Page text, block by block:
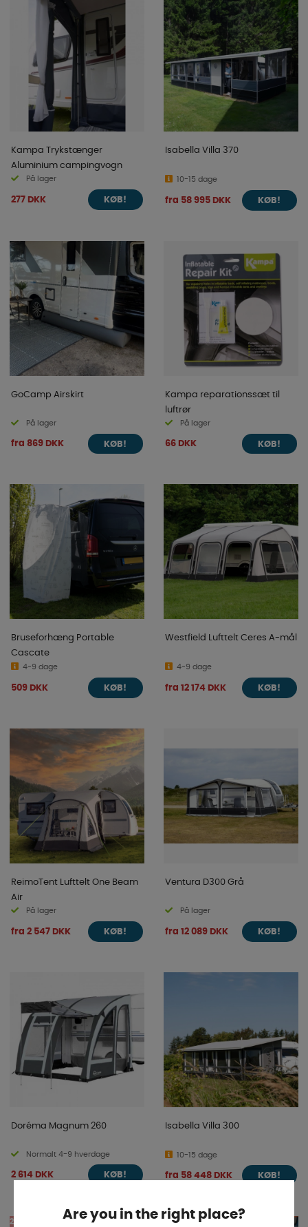
Kampa Trykstænger
Aluminium campingvogn
På lager
277 DKK KØB!
Isabella Villa 370
10-15 dage
fra 58 995 DKK KØB!
GoCamp Airskirt
På lager
fra 869 DKK KØB!
Kampa reparationssæt til
luftrør
På lager
66 DKK KØB!
Bruseforhæng Portable
Cascate
4-9 dage
509 DKK KØB!
Westfield Lufttelt Ceres A-mål
4-9 dage
fra 12 174 DKK KØB!
ReimoTent Lufttelt One Beam
Air
På lager
fra 2 547 DKK KØB!
Ventura D300 Grå
På lager
fra 12 089 DKK KØB!
Doréma Magnum 260
Normalt 4-9 hverdage
2 614 DKK KØB!
Isabella Villa 300
10-15 dage
fra 58 448 DKK KØB!
28%
Are you in the right place?